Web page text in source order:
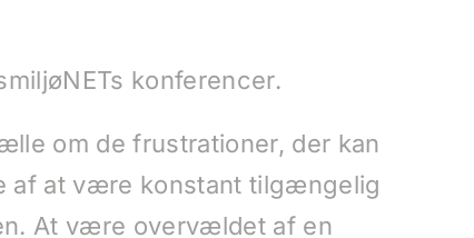
konferencer.
om de frustrationer, der kan
af at være konstant tilgængelig
At være overvældet af en